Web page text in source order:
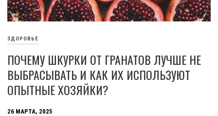
ЗДОРОВЬЕ
ПОЧЕМУ ШКУРКИ ОТ ГРАНАТОВ ЛУЧШЕ НЕ
ВЫБРАСЫВАТЬ И КАК ИХ ИСПОЛЬЗУЮТ
ОПЫТНЫЕ ХОЗЯЙКИ?
26 МАРТА, 2025